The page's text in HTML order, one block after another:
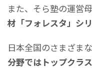
また、そら塾の運営
材「フォレスタ」シ
日本全国のさまざま
分野ではトップクラ